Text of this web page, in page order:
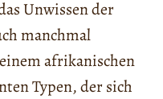
Unwissen der
manchmal
afrikanischen
Typen, der sich